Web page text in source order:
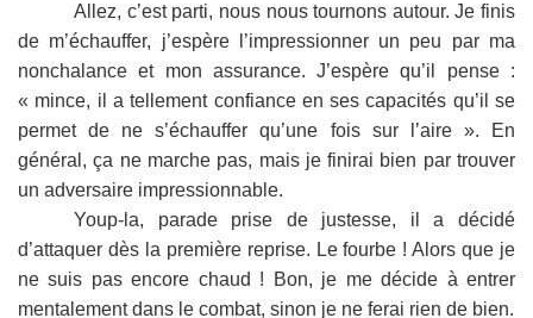
Allez, c’est parti, nous nous tournons autour. Je finis
de m’échauffer, j’espère l’impressionner un peu par ma
nonchalance et mon assurance. J’espère qu’il pense :
« mince, il a tellement confiance en ses capacités qu’il se
permet de ne s’échauffer qu’une fois sur l’aire ». En
général, ça ne marche pas, mais je finirai bien par trouver
un adversaire impressionnable.
Youp-la, parade prise de justesse, il a décidé
d’attaquer dès la première reprise. Le fourbe ! Alors que je
ne suis pas encore chaud ! Bon, je me décide à entrer
mentalement dans le combat, sinon je ne ferai rien de bien.